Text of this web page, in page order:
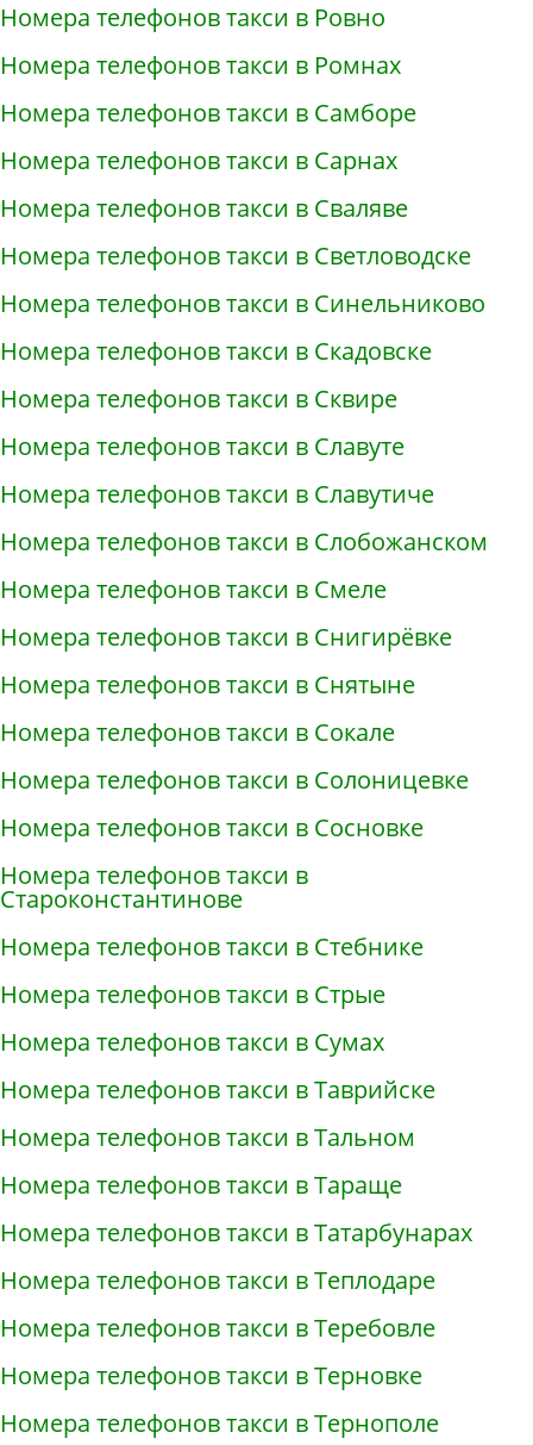
Номера телефонов такси в Ровно
Номера телефонов такси в Ромнах
Номера телефонов такси в Самборе
Номера телефонов такси в Сарнах
Номера телефонов такси в Сваляве
Номера телефонов такси в Светловодске
Номера телефонов такси в Синельниково
Номера телефонов такси в Скадовске
Номера телефонов такси в Сквире
Номера телефонов такси в Славуте
Номера телефонов такси в Славутиче
Номера телефонов такси в Слобожанском
Номера телефонов такси в Смеле
Номера телефонов такси в Снигирёвке
Номера телефонов такси в Снятыне
Номера телефонов такси в Сокале
Номера телефонов такси в Солоницевке
Номера телефонов такси в Сосновке
Номера телефонов такси в
Староконстантинове
Номера телефонов такси в Стебнике
Номера телефонов такси в Стрые
Номера телефонов такси в Сумах
Номера телефонов такси в Таврийске
Номера телефонов такси в Тальном
Номера телефонов такси в Тараще
Номера телефонов такси в Татарбунарах
Номера телефонов такси в Теплодаре
Номера телефонов такси в Теребовле
Номера телефонов такси в Терновке
Номера телефонов такси в Тернополе